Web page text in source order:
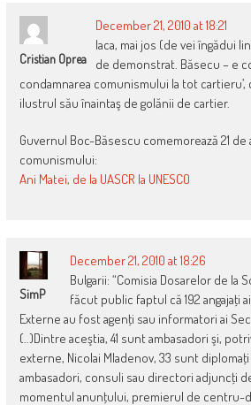
Cristian Oprea
December 21, 2010 at 18:21
Iaca, mai jos (de vei îngădui
de demonstrat. Băsecu – e
condamnarea comunismului la tot cartieru’,
ilustrul său înaintaş de golănii de cartier.
Guvernul Boc-Băsescu comemorează 21 de
comunismului:
Ani Matei, de la UASCR la UNESCO
SimP
December 21, 2010 at 18:26
Bulgarii: “Comisia Dosarelor de la
făcut public faptul că 192 angajaţi
Externe au fost agenţi sau informatori ai
(..)Dintre aceştia, 41 sunt ambasadori şi,
externe, Nicolai Mladenov, 33 sunt
ambasadori, consuli sau directori adjuncţi
momentul anunţului, premierul de centru-